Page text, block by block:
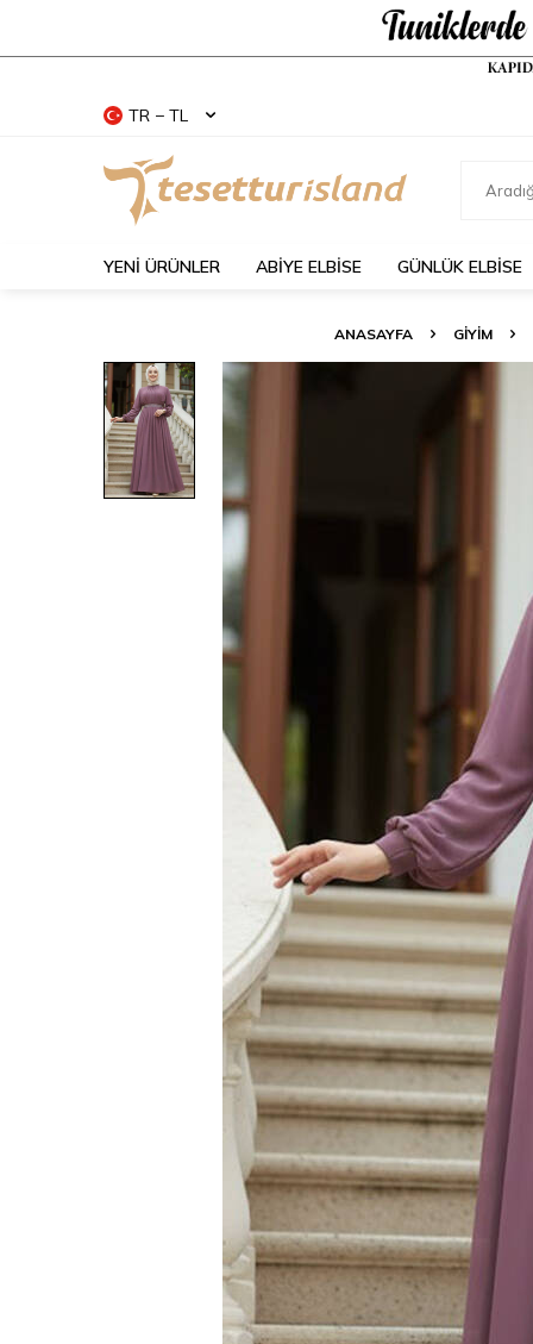
TR − TL
YENİ ÜRÜNLER ABİYE ELBİSE GÜNLÜK ELBİSE
ANASAYFA GİYİM